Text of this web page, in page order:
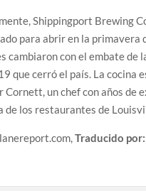
Shippingport Brewing
para abrir en la primavera
cambiaron con el embate de
que cerró el país. La cocina
Cornett, un chef con años de
de los restaurantes de
lanereport.com,Traducido por: